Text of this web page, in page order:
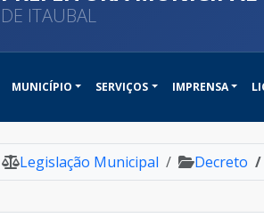
DE ITAUBAL
MUNICÍPIO SERVIÇOS IMPRENSA
Legislação Municipal Decreto